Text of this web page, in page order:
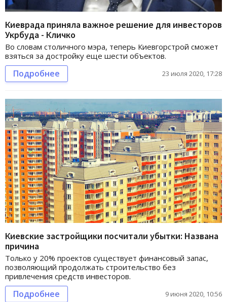
Киеврада приняла важное решение для инвесторов
Укрбуда - Кличко
Во словам столичного мэра, теперь Киевгорстрой сможет
взяться за достройку еще шести объектов.
Подробнее 23 июля 2020, 17:28
Киевские застройщики посчитали убытки: Названа
причина
Только у 20% проектов существует финансовый запас,
позволяющий продолжать строительство без
привлечения средств инвесторов.
Подробнее 9 июня 2020, 10:56